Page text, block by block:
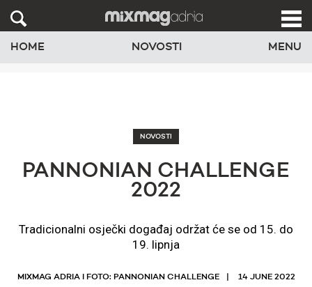
HOME NOVOSTI MENU
NOVOSTI
PANNONIAN CHALLENGE
2022
Tradicionalni osječki događaj održat će se od 15. do
19. lipnja
MIXMAG ADRIA I FOTO: PANNONIAN CHALLENGE 14 JUNE 2022